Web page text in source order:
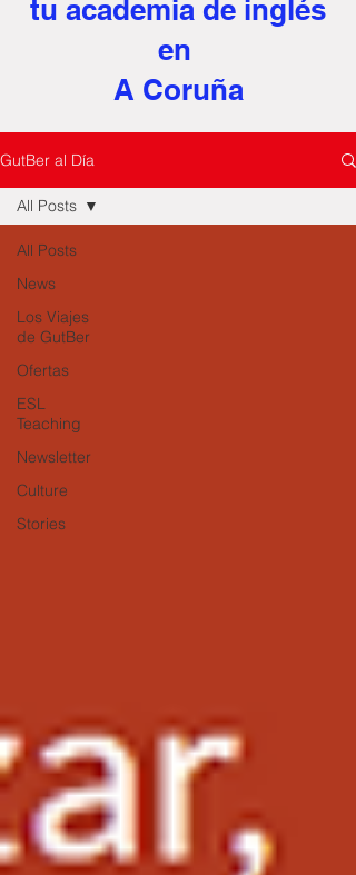
tu academia de inglés
en
A Coruña
GutBer al Día
All Posts
News
Los Viajes
de GutBer
Ofertas
ESL
Teaching
Newsletter
Culture
Stories
All Posts